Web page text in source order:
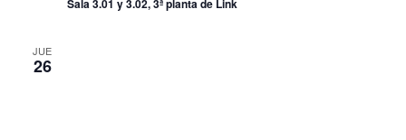
Sala 3.01 y 3.02, 3ª planta de Link
JUE
26